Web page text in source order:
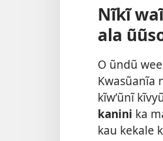
Nĩkĩ
ala
O ũndũ
Kwasũanĩa
kĩwʼũnĩ
kanini ka
kau kekale